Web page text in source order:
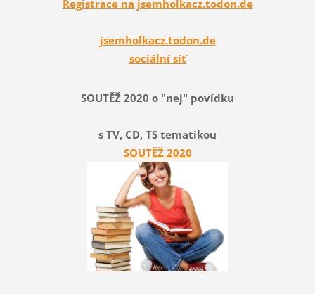
Registrace na jsemholkacz.todon.de
jsemholkacz.todon.de
sociální síť
SOUTĚŽ 2020 o "nej" povídku
s TV, CD, TS tematikou
SOUTĚŽ 2020